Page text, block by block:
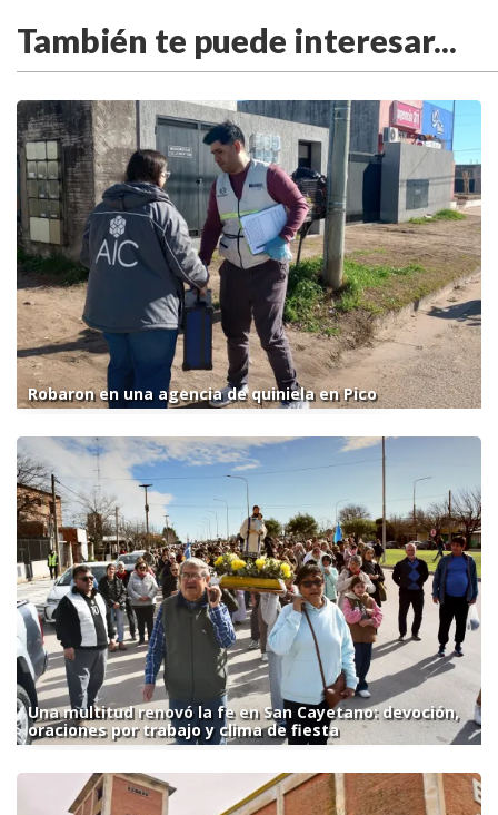
También te puede interesar...
Robaron en una agencia de quiniela en Pico
Una multitud renovó la fe en San Cayetano: devoción,
oraciones por trabajo y clima de fiesta